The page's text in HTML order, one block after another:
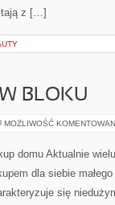
z […]
BLOKU
MOŻLIWOŚĆ
domu Aktualnie
dla siebie
się